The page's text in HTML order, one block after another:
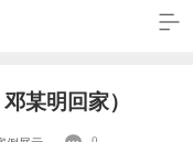
某明回家）